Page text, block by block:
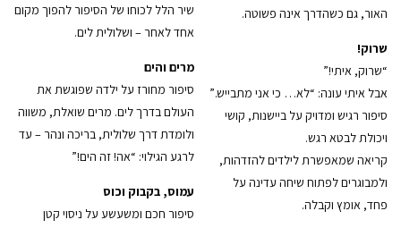
האור, גם כשהדרך אינה פשוטה.
שרוק!
“שרוק, איתי!”
אבל איתי עונה: “לא… כי אני מתבייש.”
סיפור רגיש ומדויק על ביישנות, קושי
ויכולת לבטא רגש.
קריאה שמאפשרת לילדים להזדהות,
ולמבוגרים לפתוח שיחה עדינה על
פחד, אומץ וקבלה.
שיר הלל לכוחו של הסיפור להפוך מקום
אחד לאחר – ושלולית לים.
מרים והים
סיפור מחורז על ילדה שפוגשת את
העולם בדרך לים. מרים שואלת, משווה
ולומדת דרך שלולית, בריכה ונהר – עד
לרגע הגילוי: “אה! זה הים!”
עמוס, בקבוק וכוס
סיפור חכם ומשעשע על ניסוי קטן